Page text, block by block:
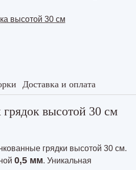
Доставка и оплата
высотой 30 см
грядки высотой 30 см.
0,5 мм. Уникальная